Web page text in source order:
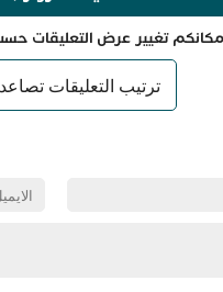
تغيير عرض التعليقات